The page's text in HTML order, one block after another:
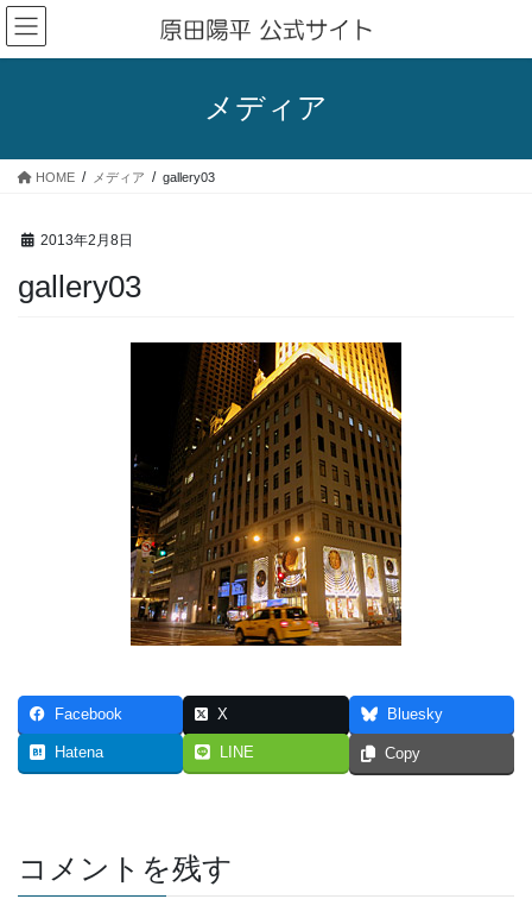
コ
ン
テ
ス
ナ
ビ
ゲ
ン
メディア
HOME メディア gallery03
2013年2月8日
gallery03
Facebook X Bluesky
Hatena LINE Copy
コメントを残す